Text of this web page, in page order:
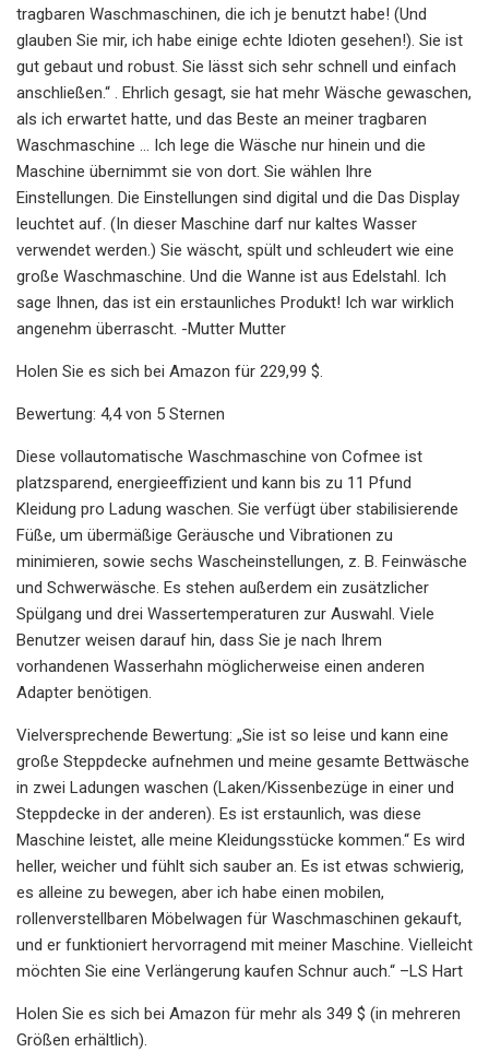
tragbaren Waschmaschinen, die ich je benutzt habe! (Und
glauben Sie mir, ich habe einige echte Idioten gesehen!). Sie ist
gut gebaut und robust. Sie lässt sich sehr schnell und einfach
anschließen.“ . Ehrlich gesagt, sie hat mehr Wäsche gewaschen,
als ich erwartet hatte, und das Beste an meiner tragbaren
Waschmaschine … Ich lege die Wäsche nur hinein und die
Maschine übernimmt sie von dort. Sie wählen Ihre
Einstellungen. Die Einstellungen sind digital und die Das Display
leuchtet auf. (In dieser Maschine darf nur kaltes Wasser
verwendet werden.) Sie wäscht, spült und schleudert wie eine
große Waschmaschine. Und die Wanne ist aus Edelstahl. Ich
sage Ihnen, das ist ein erstaunliches Produkt! Ich war wirklich
angenehm überrascht. -Mutter Mutter
Holen Sie es sich bei Amazon für 229,99 $.
Bewertung: 4,4 von 5 Sternen
Diese vollautomatische Waschmaschine von Cofmee ist
platzsparend, energieeffizient und kann bis zu 11 Pfund
Kleidung pro Ladung waschen. Sie verfügt über stabilisierende
Füße, um übermäßige Geräusche und Vibrationen zu
minimieren, sowie sechs Wascheinstellungen, z. B. Feinwäsche
und Schwerwäsche. Es stehen außerdem ein zusätzlicher
Spülgang und drei Wassertemperaturen zur Auswahl. Viele
Benutzer weisen darauf hin, dass Sie je nach Ihrem
vorhandenen Wasserhahn möglicherweise einen anderen
Adapter benötigen.
Vielversprechende Bewertung: „Sie ist so leise und kann eine
große Steppdecke aufnehmen und meine gesamte Bettwäsche
in zwei Ladungen waschen (Laken/Kissenbezüge in einer und
Steppdecke in der anderen). Es ist erstaunlich, was diese
Maschine leistet, alle meine Kleidungsstücke kommen.“ Es wird
heller, weicher und fühlt sich sauber an. Es ist etwas schwierig,
es alleine zu bewegen, aber ich habe einen mobilen,
rollenverstellbaren Möbelwagen für Waschmaschinen gekauft,
und er funktioniert hervorragend mit meiner Maschine. Vielleicht
möchten Sie eine Verlängerung kaufen Schnur auch.“ –LS Hart
Holen Sie es sich bei Amazon für mehr als 349 $ (in mehreren
Größen erhältlich).